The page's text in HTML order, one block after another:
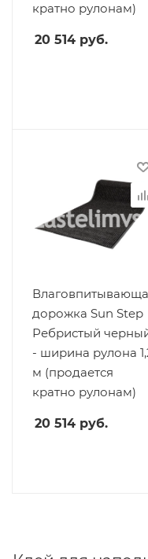
кратно рулонам)
20 514 руб.
дорожка Sun Step
Ребристый
- ширина рулона
м (продается
кратно рулонам)
20 514 руб.